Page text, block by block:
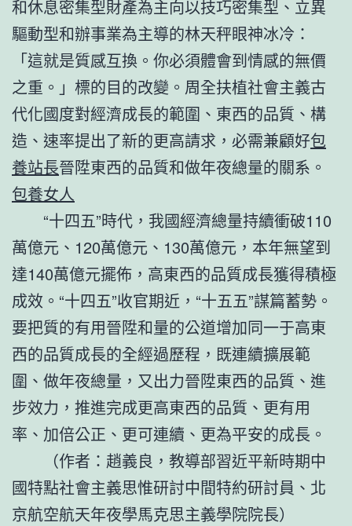
和休息密集型財產為主向以技巧密集型、立異
驅動型和辦事業為主導的林天秤眼神冰冷：
「這就是質感互換。你必須體會到情感的無價
之重。」標的目的改變。周全扶植社會主義古
代化國度對經濟成長的範圍、東西的品質、構
造、速率提出了新的更高請求，必需兼顧好包
養站長晉陞東西的品質和做年夜總量的關系。
包養女人
“十四五”時代，我國經濟總量持續衝破110
萬億元、120萬億元、130萬億元，本年無望到
達140萬億元擺佈，高東西的品質成長獲得積極
成效。“十四五”收官期近，“十五五”謀篇蓄勢。
要把質的有用晉陞和量的公道增加同一于高東
西的品質成長的全經過歷程，既連續擴展範
圍、做年夜總量，又出力晉陞東西的品質、進
步效力，推進完成更高東西的品質、更有用
率、加倍公正、更可連續、更為平安的成長。
（作者：趙義良，教導部習近平新時期中
國特點社會主義思惟研討中間特約研討員、北
京航空航天年夜學馬克思主義學院院長）